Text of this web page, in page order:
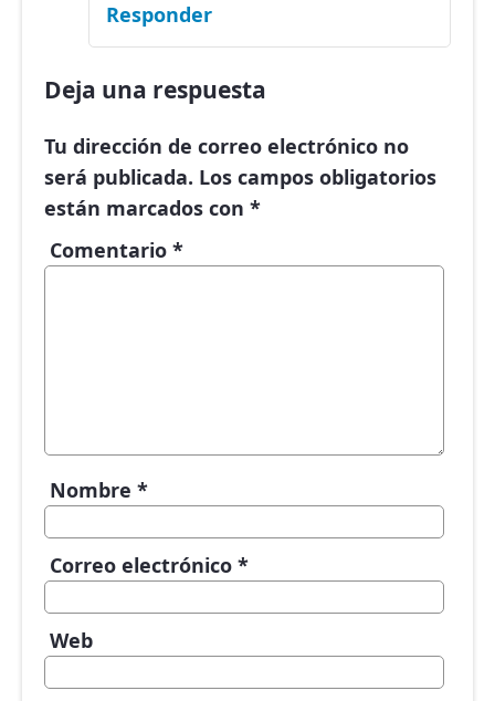
Responder
Deja una respuesta
Tu dirección de correo electrónico no
será publicada. Los campos obligatorios
están marcados con *
Comentario *
Nombre *
Correo electrónico *
Web